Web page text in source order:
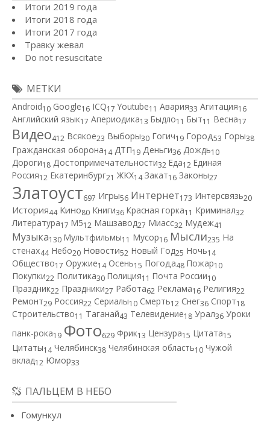
Итоги 2019 года
Итоги 2018 года
Итоги 2017 года
Травку жевал
Do not resuscitate
МЕТКИ
Android10 Google16 ICQ17 Youtube11 Авария33 Агитация16
Английский язык17 Апериодика13 Быдло11 Быт11 Весна17
Видео412 Всякое23 Выборы30 Гогич19 Город53 Горы38
Гражданская оборона14 ДТП19 Деньги36 Дождь10
Дороги18 Достопримечательности32 Еда12 Единая
Россия12 Екатеринбург21 ЖКХ14 Закат16 Законы27
Златоуст697 Игры56 Интернет173 Интерсвязь20
История44 Кино80 Книги36 Красная горка11 Криминал32
Литература17 М512 Машзавод27 Миасс32 Мудеж41
Музыка130 Мультфильмы11 Мусор16 Мысли235 На
стенах44 Небо20 Новости52 Новый Год25 Ночь14
Общество17 Оружие14 Осень15 Погода48 Пожар10
Покупки22 Политика30 Полиция11 Почта России10
Праздник22 Праздники27 Работа62 Реклама16 Религия22
Ремонт29 Россия22 Сериалы10 Смерть12 Снег36 Спорт18
Строительство11 Таганай43 Телевидение18 Урал36 Уроки
панк-рока19 Фото629 Фрик13 Цензура15 Цитата15
Цитаты14 Челябинск38 Челябинская область10 Чужой
вклад12 Юмор33
ПАЛЬЦЕМ В НЕБО
Гомункул